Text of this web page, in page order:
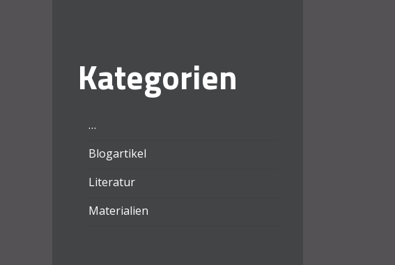
Kategorien
…
Blogartikel
Literatur
Materialien